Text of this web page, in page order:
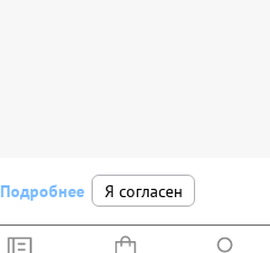
Подробнее Я согласен